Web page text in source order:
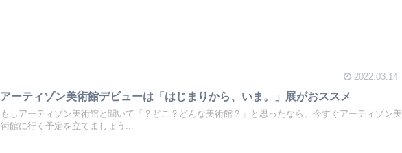
2022.03.14
アーティゾン美術館デビューは「はじまりから、いま。」展がおススメ
もしアーティゾン美術館と聞いて「？どこ？どんな美術館？」と思ったなら、今すぐアーティゾン美
術館に行く予定を立てましょう...